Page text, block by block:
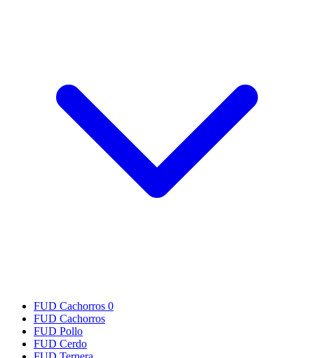
FUD Cachorros 0
FUD Cachorros
FUD Pollo
FUD Cerdo